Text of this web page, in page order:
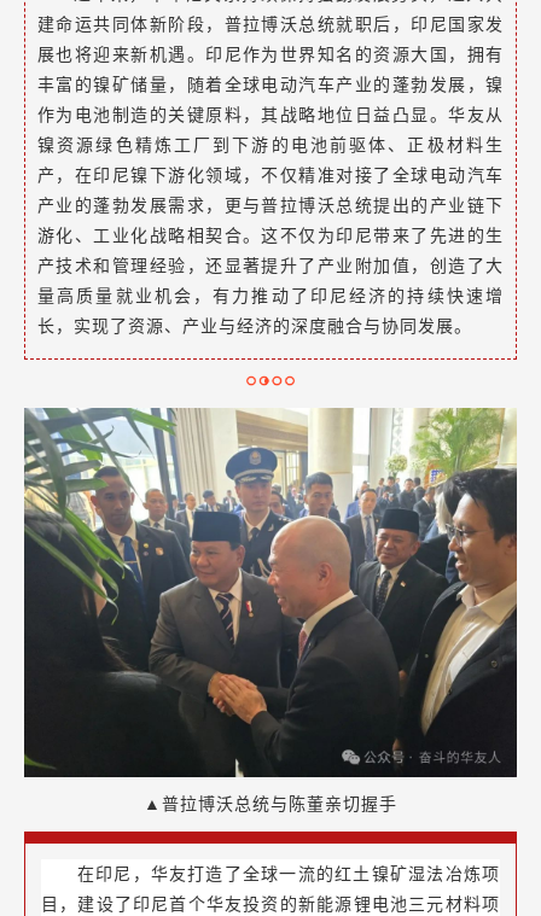
建命运共同体新阶段，普拉博沃总统就职后，印尼国家发
展也将迎来新机遇。印尼作为世界知名的资源大国，拥有
丰富的镍矿储量，随着全球电动汽车产业的蓬勃发展，镍
作为电池制造的关键原料，其战略地位日益凸显。华友从
镍资源绿色精炼工厂到下游的电池前驱体、正极材料生
产，在印尼镍下游化领域，不仅精准对接了全球电动汽车
产业的蓬勃发展需求，更与普拉博沃总统提出的产业链下
游化、工业化战略相契合。这不仅为印尼带来了先进的生
产技术和管理经验，还显著提升了产业附加值，创造了大
量高质量就业机会，有力推动了印尼经济的持续快速增
长，实现了资源、产业与经济的深度融合与协同发展。
▲普拉博沃总统与陈董亲切握手
在印尼，华友打造了全球一流的红土镍矿湿法冶炼项
目，建设了印尼首个华友投资的新能源锂电池三元材料项